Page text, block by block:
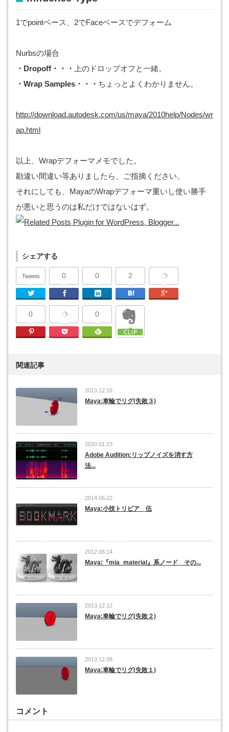
1でpointベース、2でFaceベースでデフォーム
Nurbsの場合
・Dropoff・・・
上のドロップオフと一緒。
・Wrap Samples・・・ ちょっとよくわかりません。
http://download.autodesk.com/us/maya/2010help/Nodes/wr
ap.html
以上、Wrapデフォーマメモでした。
勘違い間違い等ありましたら、ご指摘ください。
それにしても、MayaのWrapデフォーマ重いし使い勝手
が悪いと思うのは私だけではないはず。
シェアする
Tweets
Twitter
0
Facebook
0
Linkedin
2
はてなブックマーク
0
Pinterest Pocket
0
Feedly
関連記事
2013.12.16
Maya:車輪でリグ(失敗３)
2020.01.23
Adobe Audition:リップノイズを消す方
法...
2014.06.22
Maya:小技トリビア 伍
2012.06.14
Maya:『mia_material』系ノード その...
2013.12.12
Maya:車輪でリグ(失敗２)
2013.12.08
Maya:車輪でリグ(失敗１)
コメント